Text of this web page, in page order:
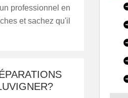
professionnel en
et sachez qu'il